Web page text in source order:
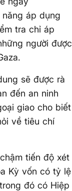
áp dụng
tra chỉ áp
người được
sẽ được rà
đến an ninh
giao cho biết
về tiêu chí
tiến độ xét
Kỳ vốn có tỷ lệ
đó có Hiệp